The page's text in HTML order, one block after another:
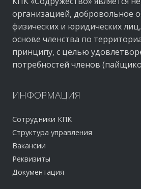
организацией, добровольное
физических и юридических
основе членства по
принципу, с целью
потребностей членов
ИНФОРМАЦИЯ
Сотрудники КПК
Структура управления
Вакансии
Реквизиты
Документация